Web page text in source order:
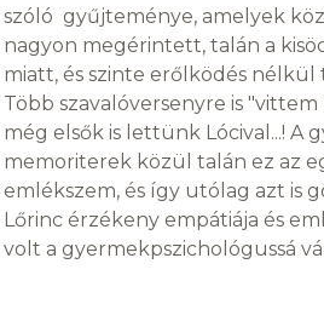
szóló gyűjteménye, amelyek
nagyon megérintett, talán a
miatt, és szinte erőlködés
Több szavalóversenyre is "vittem
még elsők is lettünk Lócival...! A
memoriterek közül talán ez az
emlékszem, és így utólag azt is
Lőrinc érzékeny empátiája és
volt a gyermekpszichológussá